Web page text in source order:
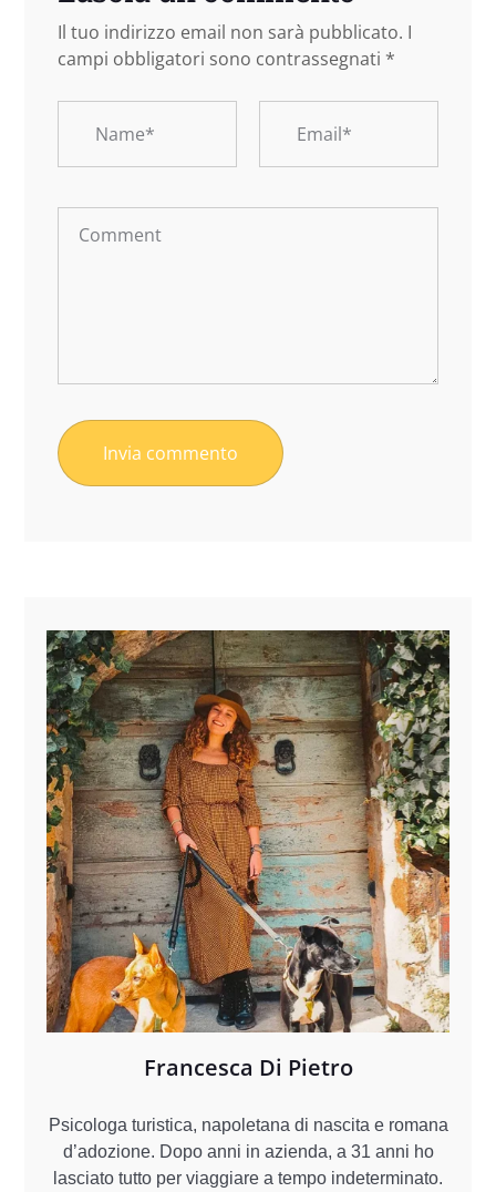
Il tuo indirizzo email non sarà pubblicato. I
campi obbligatori sono contrassegnati *
Francesca Di Pietro
Psicologa turistica, napoletana di nascita e romana
d’adozione. Dopo anni in azienda, a 31 anni ho
lasciato tutto per viaggiare a tempo indeterminato.